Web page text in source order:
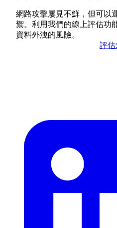
網路攻擊屢見不鮮，但可以
禦。利用我們的線上評估功
資料外洩的風險。
評估